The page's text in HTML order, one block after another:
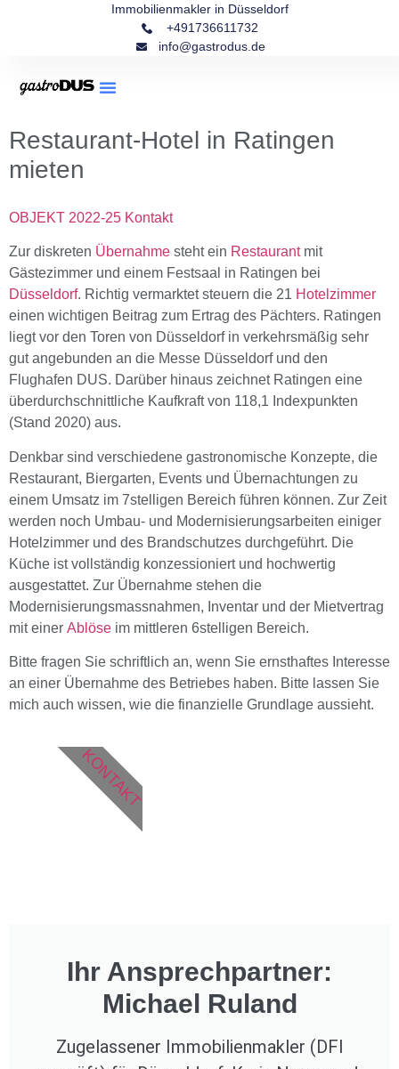
Immobilienmakler in Düsseldorf
info@gastrodus.de
+491736611732
Restaurant-Hotel in Ratingen
mieten
OBJEKT 2022-25 Kontakt
Zur diskreten Übernahme steht ein Restaurantmit
Gästezimmer und einem Festsaal in Ratingen bei
Düsseldorf. Richtig vermarktet steuern die 21 Hotelzimmer
einen wichtigen Beitrag zum Ertrag des Pächters. Ratingen
liegt vor den Toren von Düsseldorf in verkehrsmäßig sehr
gut angebunden an die Messe Düsseldorf und den
Flughafen DUS. Darüber hinaus zeichnet Ratingen eine
überdurchschnittliche Kaufkraft von 118,1 Indexpunkten
(Stand 2020) aus.
Denkbar sind verschiedene gastronomische Konzepte, die
Restaurant, Biergarten, Events und Übernachtungen zu
einem Umsatz im 7stelligen Bereich führen können. Zur Zeit
werden noch Umbau- und Modernisierungsarbeiten einiger
Hotelzimmer und des Brandschutzes durchgeführt. Die
Küche ist vollständig konzessioniert und hochwertig
ausgestattet. Zur Übernahme stehen die
Modernisierungsmassnahmen, Inventar und der Mietvertrag
mit einer Ablöse im mittleren 6stelligen Bereich.
Bitte fragen Sie schriftlich an, wenn Sie ernsthaftes Interesse
an einer Übernahme des Betriebes haben. Bitte lassen Sie
mich auch wissen, wie die finanzielle Grundlage aussieht.
Ihr Ansprechpartner:
Michael Ruland
Zugelassener Immobilienmakler (DFI
KONTAKT